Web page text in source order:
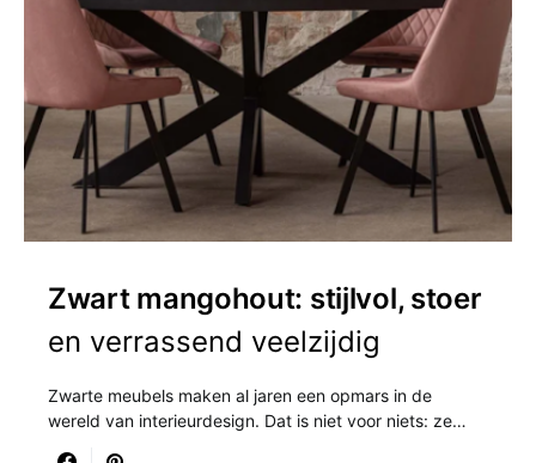
Zwart mangohout: stijlvol, stoer
en verrassend veelzijdig
Zwarte meubels maken al jaren een opmars in de
wereld van interieurdesign. Dat is niet voor niets: ze…